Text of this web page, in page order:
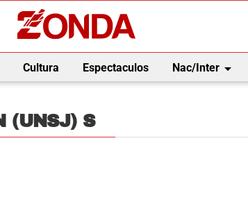
Cultura Espectaculos Nac/Interarrow_drop_down
(UNSJ) S